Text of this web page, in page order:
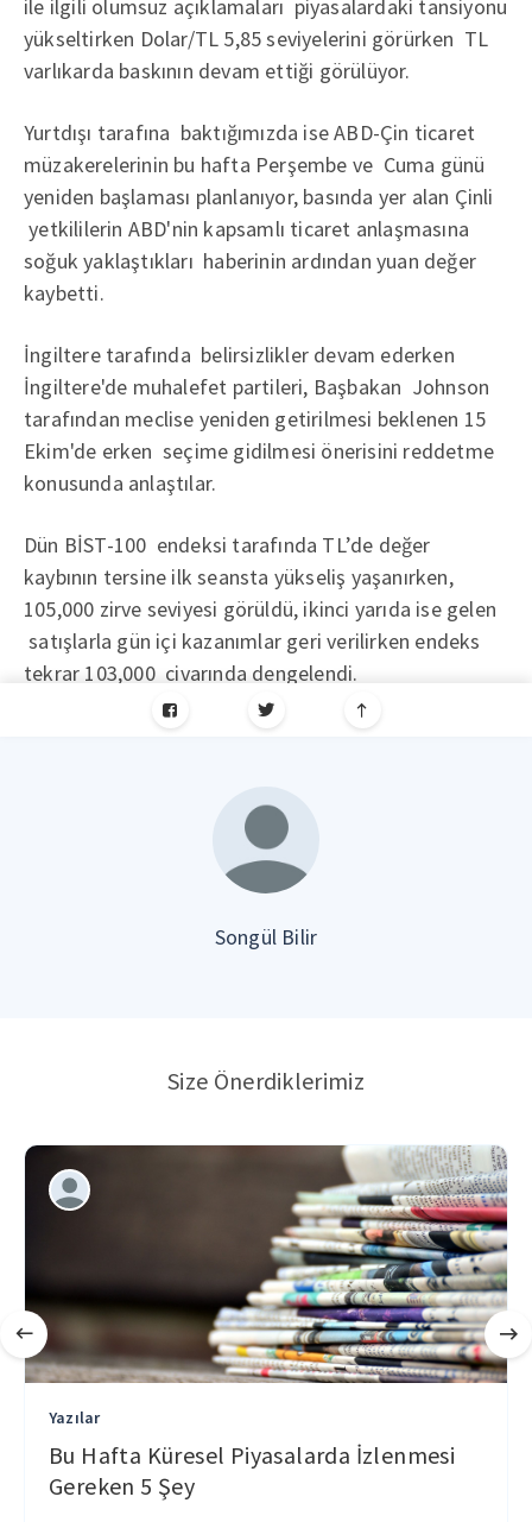
ile ilgili olumsuz açıklamaları piyasalardaki tansiyonu
yükseltirken Dolar/TL 5,85 seviyelerini görürken TL
varlıkarda baskının devam ettiği görülüyor.
Yurtdışı tarafına baktığımızda ise ABD-Çin ticaret
müzakerelerinin bu hafta Perşembe ve Cuma günü
yeniden başlaması planlanıyor, basında yer alan Çinli
yetkililerin ABD'nin kapsamlı ticaret anlaşmasına
soğuk yaklaştıkları haberinin ardından yuan değer
kaybetti.
İngiltere tarafında belirsizlikler devam ederken
İngiltere'de muhalefet partileri, Başbakan Johnson
tarafından meclise yeniden getirilmesi beklenen 15
Ekim'de erken seçime gidilmesi önerisini reddetme
konusunda anlaştılar.
Dün BİST-100 endeksi tarafında TL’de değer
kaybının tersine ilk seansta yükseliş yaşanırken,
105,000 zirve seviyesi görüldü, ikinci yarıda ise gelen
satışlarla gün içi kazanımlar geri verilirken endeks
tekrar 103,000 civarında dengelendi.
Songül Bilir
Size Önerdiklerimiz
Yazılar
Bu Hafta Küresel Piyasalarda İzlenmesi
Gereken 5 Şey